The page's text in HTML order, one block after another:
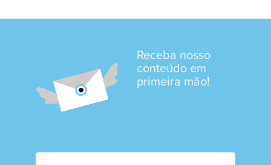
Receba nosso
conteúdo em
primeira mão!